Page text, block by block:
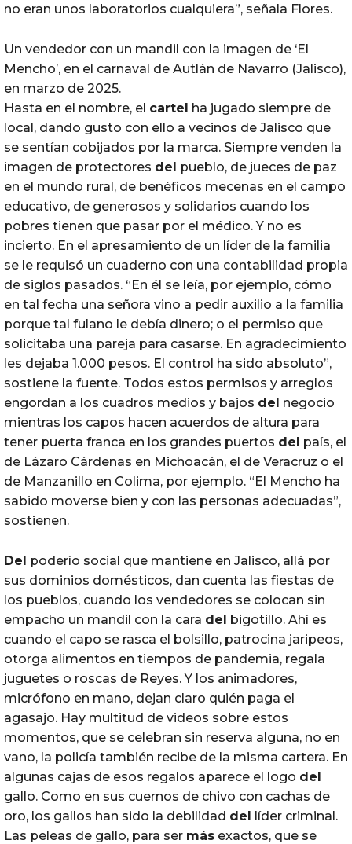
no eran unos laboratorios cualquiera”, señala Flores.
Un vendedor con un mandil con la imagen de ‘El
Mencho’, en el carnaval de Autlán de Navarro (Jalisco),
en marzo de 2025.
Hasta en el nombre, el cartel ha jugado siempre de
local, dando gusto con ello a vecinos de Jalisco que
se sentían cobijados por la marca. Siempre venden la
imagen de protectores del pueblo, de jueces de paz
en el mundo rural, de benéficos mecenas en el campo
educativo, de generosos y solidarios cuando los
pobres tienen que pasar por el médico. Y no es
incierto. En el apresamiento de un líder de la familia
se le requisó un cuaderno con una contabilidad propia
de siglos pasados. “En él se leía, por ejemplo, cómo
en tal fecha una señora vino a pedir auxilio a la familia
porque tal fulano le debía dinero; o el permiso que
solicitaba una pareja para casarse. En agradecimiento
les dejaba 1.000 pesos. El control ha sido absoluto”,
sostiene la fuente. Todos estos permisos y arreglos
engordan a los cuadros medios y bajos del negocio
mientras los capos hacen acuerdos de altura para
tener puerta franca en los grandes puertos del país, el
de Lázaro Cárdenas en Michoacán, el de Veracruz o el
de Manzanillo en Colima, por ejemplo. “El Mencho ha
sabido moverse bien y con las personas adecuadas”,
sostienen.
Del poderío social que mantiene en Jalisco, allá por
sus dominios domésticos, dan cuenta las fiestas de
los pueblos, cuando los vendedores se colocan sin
empacho un mandil con la cara del bigotillo. Ahí es
cuando el capo se rasca el bolsillo, patrocina jaripeos,
otorga alimentos en tiempos de pandemia, regala
juguetes o roscas de Reyes. Y los animadores,
micrófono en mano, dejan claro quién paga el
agasajo. Hay multitud de videos sobre estos
momentos, que se celebran sin reserva alguna, no en
vano, la policía también recibe de la misma cartera. En
algunas cajas de esos regalos aparece el logo del
gallo. Como en sus cuernos de chivo con cachas de
oro, los gallos han sido la debilidad del líder criminal.
Las peleas de gallo, para ser más exactos, que se